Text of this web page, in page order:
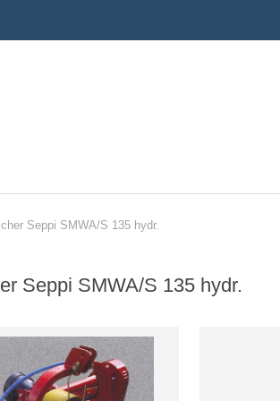
Seppi SMWA/S 135 hydr.
Seppi SMWA/S 135 hydr.